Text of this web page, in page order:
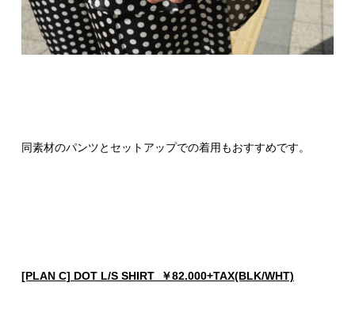
同素材のパンツとセットアップでの着用もおすすめです。
[PLAN C] DOT L/S SHIRT ￥82.000+TAX(BLK/WHT)